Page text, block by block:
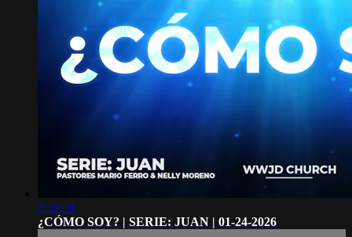
1:32:31
¿CÓMO SOY? | SERIE: JUAN | 01-24-2026